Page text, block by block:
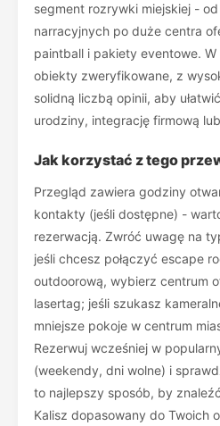
segment rozrywki miejskiej -
narracyjnych po duże centra
paintball i pakiety eventowe.
obiekty zweryfikowane, z
solidną liczbą opinii, aby
urodziny, integrację firmową
Jak korzystać z tego
Przegląd zawiera godziny
kontakty (jeśli dostępne) -
rezerwacją. Zwróć uwagę na
jeśli chcesz połączyć escape
outdoorową, wybierz centrum
lasertag; jeśli szukasz
mniejsze pokoje w centrum
Rezerwuj wcześniej w
(weekendy, dni wolne) i
to najlepszy sposób, by
Kalisz dopasowany do Twoich